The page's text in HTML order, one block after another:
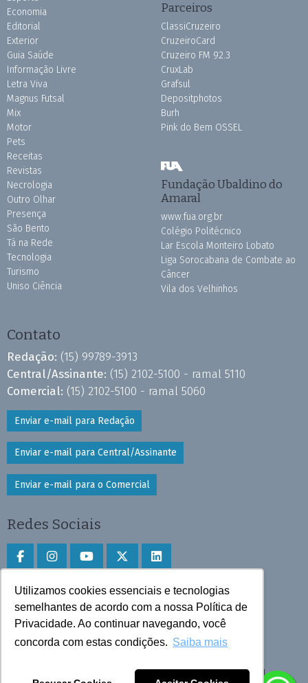
Utilizamos cookies essenciais e tecnologias
semelhantes de acordo com a nossa Política de
Privacidade. Ao continuar navegando, você
concorda com estas condições. Saiba mais
Economia
Editorial
Exterior
Guia Saúde
Informação Livre
Letra Viva
Magnus Futsal
Mix
Motor
Pets
Receitas
Revistas
Necrologia
Outro Olhar
Presença
São Bento
Tá na Rede
Tecnologia
Turismo
Uniso Ciência
Parceiros
ClassiCruzeiro
CruzeiroCard
Cruzeiro FM 92.3
CruxLab
Grafsul
Depositphotos
Burh
Pink do Bem OSSEL
Fundação Ubaldino do
Amaral
www.fua.org.br
Colégio Politécnico
Lar Escola Monteiro Lobato
Liga Sorocabana de Combate ao
Câncer
Vila dos Velhinhos
Contato
Redação: (15) 99789-3913
Central/Assinante: (15) 2102-5100 - ramal 5110
Comercial: (15) 2102-5100 - ramal 5060
Enviar e-mail para Redação
Enviar e-mail para Central/Assinante
Enviar e-mail para o Comercial
Redes Sociais
Faça download do aplicativo
Play Store e App Store
Todos os direitos reservados © 2025 Cruzeiro do Sul